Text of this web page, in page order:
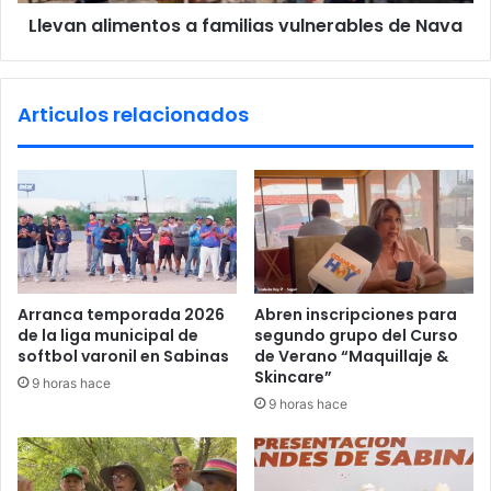
A
i
t
o
r
i
o
M
u
n
i
i
p
a
o
f
a
m
i
l
a
s
u
n
e
r
Llevan alimentos a familias vulnerables de Nava
Articulos relacionados
Arranca temporada 2026
de la liga municipal de
softbol varonil en Sabinas
9 horas hace
Abren inscripciones para
segundo grupo del Curso
de Verano “Maquillaje &
Skincare”
9 horas hace